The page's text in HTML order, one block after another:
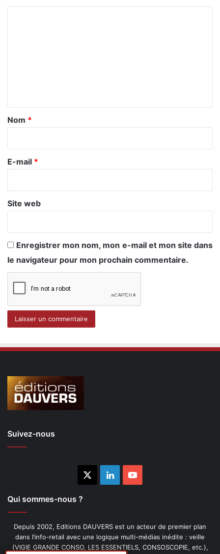
a
e
Nom *
E-mail *
Site web
Enregistrer mon nom, mon e-mail et mon site dans
le navigateur pour mon prochain commentaire.
Suivez-nous
LinkedinYouTube
Qui sommes-nous ?
Depuis 2002, Editions DAUVERS est un acteur de premier plan
dans l’info-retail avec une logique multi-médias inédite : veille
(VIGIE GRANDE CONSO, LES ESSENTIELS, CONSOSCOPIE, etc.),